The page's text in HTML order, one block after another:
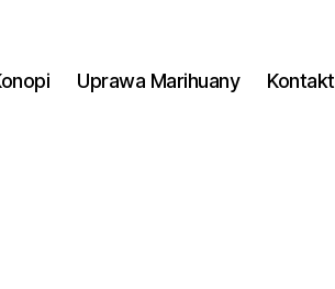
Uprawa Marihuany Kontakt